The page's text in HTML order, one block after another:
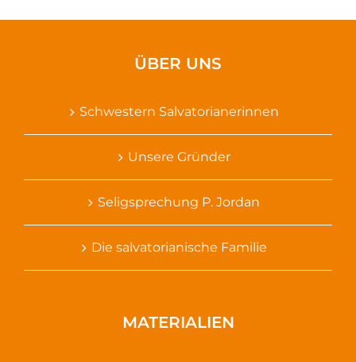
ÜBER UNS
Schwestern Salvatorianerinnen
Unsere Gründer
Seligsprechung P. Jordan
Die salvatorianische Familie
MATERIALIEN